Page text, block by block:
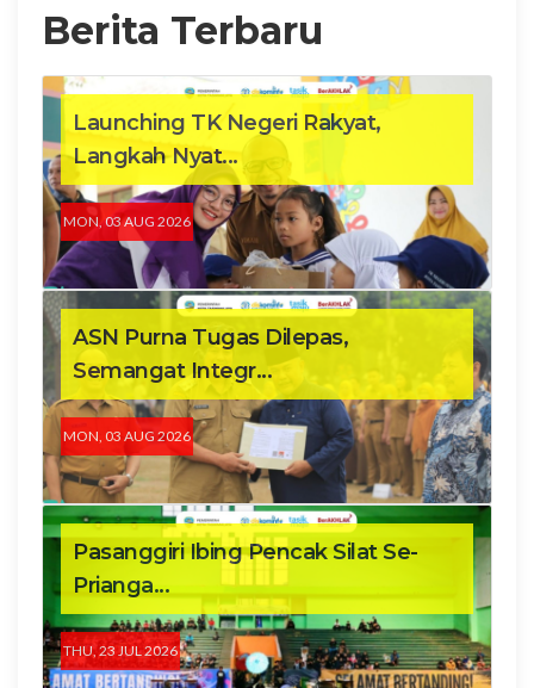
Berita Terbaru
Launching TK Negeri Rakyat,
Langkah Nyat...
MON, 03 AUG 2026
ASN Purna Tugas Dilepas,
Semangat Integr...
MON, 03 AUG 2026
Pasanggiri Ibing Pencak Silat Se-
Prianga...
THU, 23 JUL 2026